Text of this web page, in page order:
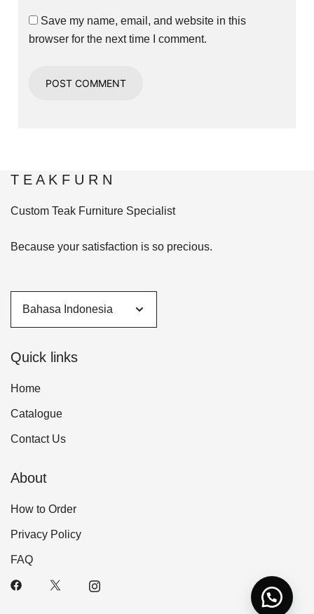
Save my name, email, and website in this
browser for the next time I comment.
T E A K F U R N
Custom Teak Furniture Specialist
Because your satisfaction is so precious.
Quick links
Home
Catalogue
Contact Us
About
How to Order
Privacy Policy
FAQ